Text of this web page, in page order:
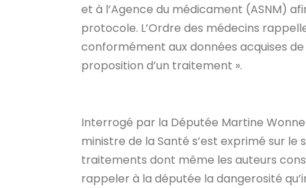
et à l’Agence du médicament (ASNM)
protocole. L’Ordre des médecins
conformément aux données acquises
proposition d’un traitement ».
Interrogé par la Députée Martine
ministre de la Santé s’est exprimé sur
traitements dont même les auteurs
rappeler à la députée la dangerosité